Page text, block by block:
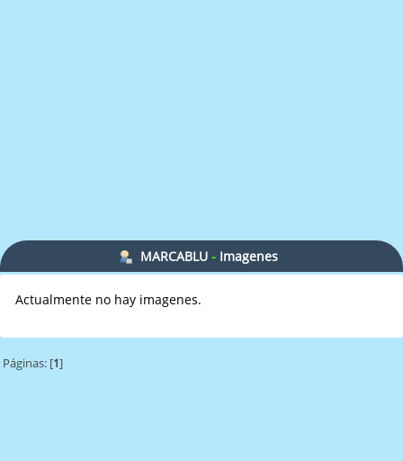
MARCABLU- Imagenes
Actualmente no hay imagenes.
Páginas: [1]